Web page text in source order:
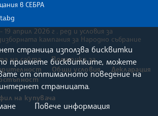
в СЕБРА
19 април 2026 г . ред и условия за
кампания за Народно събрание
на сайта
Политика за
Общи условия
Декларация
на купувача
страница използва бисквитки
приемете бисквитките, можете
от оптималното поведение на
интернет страницата.
Повече информация